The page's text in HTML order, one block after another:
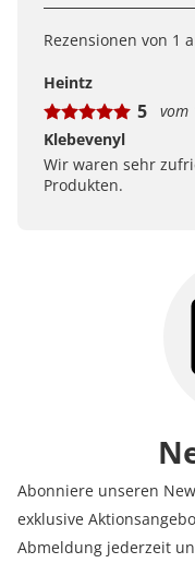
zu können. Uns ist
Hinweis Verifizierter
Erfahren Sie mehr
bei uns funktionieren
Rezensionen von 1
Heintz
5
vom
Klebevenyl
Wir waren sehr
Produkten.
Abonniere unseren
exklusive
Abmeldung jederzeit